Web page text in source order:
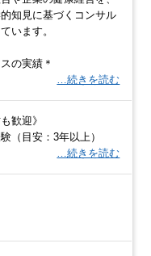
知見に基づくコンサル
います。
の実績＊
…続きを読む
歓迎》
（目安：3年以上）
…続きを読む